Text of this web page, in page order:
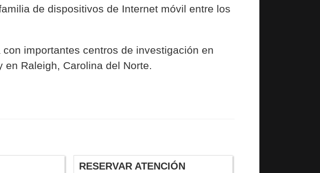
de dispositivos de Internet móvil entre los
importantes centros de investigación en
Raleigh, Carolina del Norte.
RESERVAR ATENCIÓN